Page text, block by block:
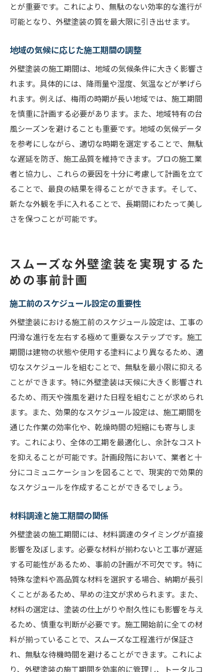
とが重要です。これにより、無駄のない効率的な進行が
可能となり、外壁塗装の質を最大限に引き出せます。
地域の気候に応じた施工期間の調整
外壁塗装の施工期間は、地域の気候条件に大きく影響さ
れます。具体的には、降雨量や湿度、気温などが挙げら
れます。例えば、梅雨の時期が長い地域では、施工期間
を慎重に計画する必要があります。また、地域特有の台
風シーズンを避けることも重要です。地域の気候データ
を参考にしながら、適切な時期を選定することで、無駄
な遅延を防ぎ、施工品質を維持できます。プロの施工業
者と協力し、これらの要因を十分に考慮して計画を立て
ることで、最良の結果を得ることができます。そして、
新たな外観を手に入れることで、長期間にわたって美し
さを保つことが可能です。
スムーズな外壁塗装を実現するた
めの事前計画
施工前のスケジュール設定の重要性
外壁塗装における施工前のスケジュール設定は、工事の
円滑な進行を左右する極めて重要なステップです。施工
期間は建物の状態や使用する塗料により異なるため、適
切なスケジュールを組むことで、無駄を最小限に抑える
ことができます。特に外壁塗装は天候に大きく影響され
るため、雨天や強風を避けた日程を組むことが求められ
ます。また、効果的なスケジュール設定は、施工期間を
通じた作業の効率化や、乾燥時間の短縮にも寄与しま
す。これにより、全体の工期を最適化し、余計なコスト
を抑えることが可能です。計画段階において、業者と十
分にコミュニケーションを図ることで、現実的で効果的
なスケジュールを作成することができるでしょう。
材料調達と施工期間の関係
外壁塗装の施工期間には、材料調達のタイミングが直接
影響を及ぼします。必要な材料が揃わないと工事が遅延
する可能性があるため、事前の計画が不可欠です。特に
特殊な塗料や高品質な材料を選択する場合、納期が長引
くことがあるため、早めの注文が求められます。また、
材料の選定は、塗装の仕上がりや耐久性にも影響を与え
るため、慎重な判断が必要です。施工開始前に全ての材
料が揃っていることで、スムーズな工程進行が保証さ
れ、無駄な待機時間を避けることができます。これによ
り、外壁塗装の施工期間を効率的に管理し、トータルコ